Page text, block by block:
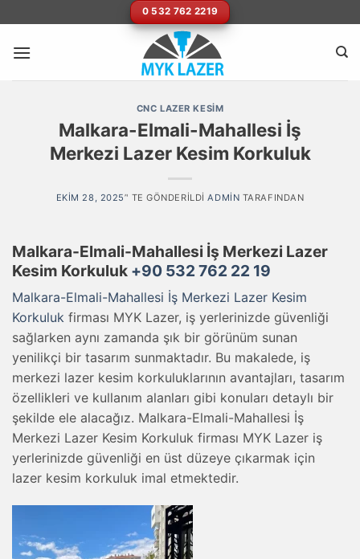
to
content
0 532 762 2219
CNC LAZER KESIM
Malkara-Elmali-Mahallesi İş
Merkezi Lazer Kesim Korkuluk
EKIM 28, 2025’' TE GÖNDERILDI ADMIN TARAFINDAN
Malkara-Elmali-Mahallesi İş Merkezi Lazer
Kesim Korkuluk +90 532 762 22 19
Malkara-Elmali-Mahallesi İş Merkezi Lazer Kesim
Korkuluk firması MYK Lazer, iş yerlerinizde güvenliği
sağlarken aynı zamanda şık bir görünüm sunan
yenilikçi bir tasarım sunmaktadır. Bu makalede, iş
merkezi lazer kesim korkuluklarının avantajları, tasarım
özellikleri ve kullanım alanları gibi konuları detaylı bir
şekilde ele alacağız. Malkara-Elmali-Mahallesi İş
Merkezi Lazer Kesim Korkuluk firması MYK Lazer iş
yerlerinizde güvenliği en üst düzeye çıkarmak için
lazer kesim korkuluk imal etmektedir.